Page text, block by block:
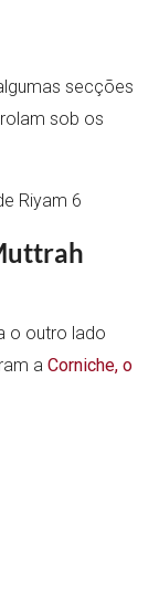
secções
sob os
o outro lado
aCorniche, o